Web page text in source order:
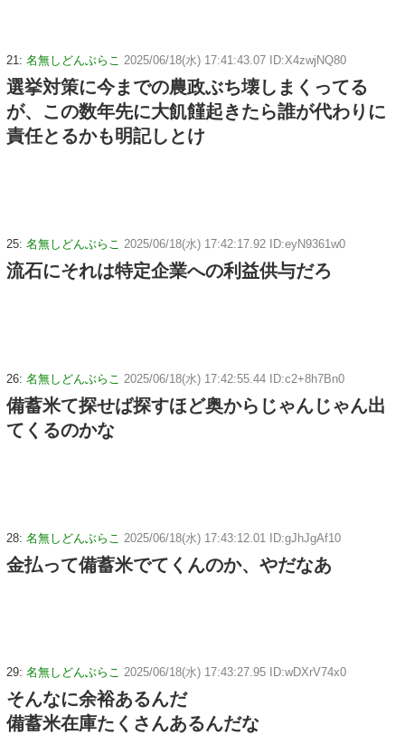
21: 名無しどんぶらこ 2025/06/18(水) 17:41:43.07 ID:X4zwjNQ80
選挙対策に今までの農政ぶち壊しまくってる
が、この数年先に大飢饉起きたら誰が代わりに
責任とるかも明記しとけ
25: 名無しどんぶらこ 2025/06/18(水) 17:42:17.92 ID:eyN9361w0
流石にそれは特定企業への利益供与だろ
26: 名無しどんぶらこ 2025/06/18(水) 17:42:55.44 ID:c2+8h7Bn0
備蓄米て探せば探すほど奥からじゃんじゃん出
てくるのかな
28: 名無しどんぶらこ 2025/06/18(水) 17:43:12.01 ID:gJhJgAf10
金払って備蓄米でてくんのか、やだなあ
29: 名無しどんぶらこ 2025/06/18(水) 17:43:27.95 ID:wDXrV74x0
そんなに余裕あるんだ
備蓄米在庫たくさんあるんだな